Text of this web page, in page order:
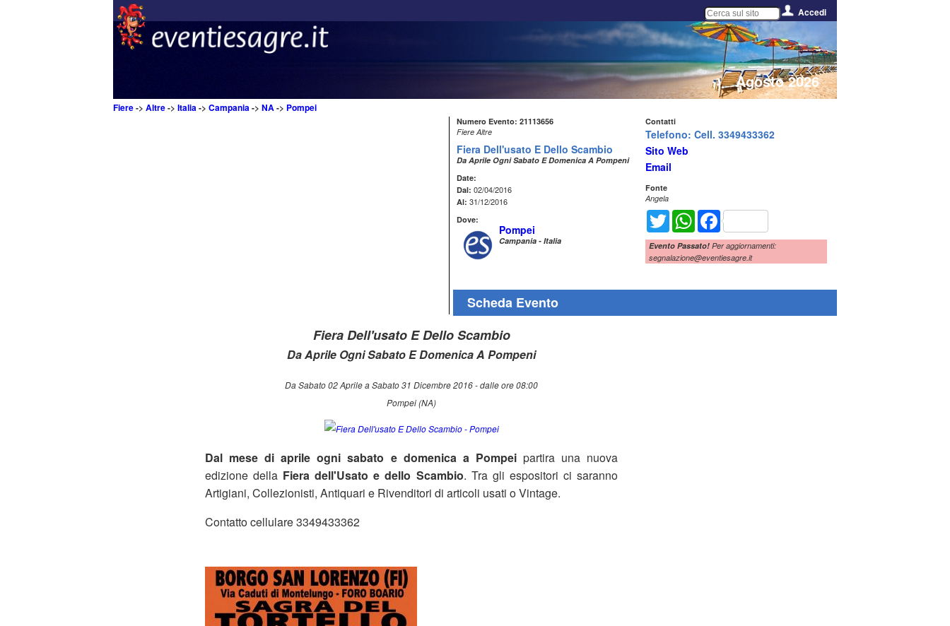
Accedi
Agosto 2026
Fiere-> Altre-> Italia-> Campania-> NA-> Pompei
Numero Evento: 21113656
Fiere Altre
Fiera Dell'usato E Dello Scambio
Da Aprile Ogni Sabato E Domenica A Pompeni
Date:
Dal: 02/04/2016
Al: 31/12/2016
Dove:
Pompei
Campania - Italia
Contatti
Telefono: Cell. 3349433362
Sito Web
Email
Fonte
Angela
Twitter WhatsAppFacebook
Evento Passato! Per aggiornamenti:
segnalazione@eventiesagre.it
Scheda Evento
Fiera Dell'usato E Dello Scambio
Da Aprile Ogni Sabato E Domenica A Pompeni
Da Sabato 02 Aprile a Sabato 31 Dicembre 2016 - dalle ore 08:00
Pompei (NA)
Dal mese di aprileogni sabato e domenica a Pompeipartira una nuova
edizione della Fiera dell'Usato e dello Scambio. Tra gli espositori ci saranno
Artigiani, Collezionisti, Antiquari e Rivenditori di articoli usati o Vintage.
Contatto cellulare 3349433362